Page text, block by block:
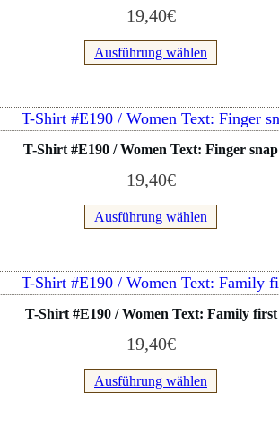
der
gewählt
19,40€
Ausführung wählen
mehrere
Varianten
auf.
Optionen
können
auf
der
gewählt
T-Shirt #E190 / Women Text: Finger snap
19,40€
Ausführung wählen
Dieses
mehrere
Varianten
auf.
Optionen
können
auf
der
gewählt
T-Shirt #E190 / Women Text: Family first
19,40€
Ausführung wählen
Dieses
mehrere
Varianten
auf.